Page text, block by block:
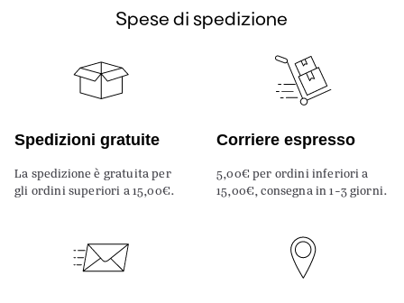
Spese di spedizione
Spedizioni gratuite
La spedizione è gratuita per
gli ordini superiori a 15,00€.
Corriere espresso
5,00€ per ordini inferiori a
15,00€, consegna in 1-3 giorni.